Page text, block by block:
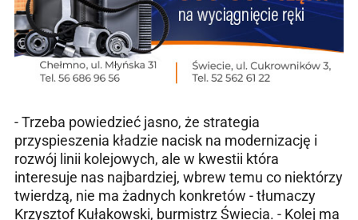
- Trzeba powiedzieć jasno, że strategia
przyspieszenia kładzie nacisk na modernizację i
rozwój linii kolejowych, ale w kwestii która
interesuje nas najbardziej, wbrew temu co niektórzy
twierdzą, nie ma żadnych konkretów - tłumaczy
Krzysztof Kułakowski, burmistrz Świecia. - Kolej ma